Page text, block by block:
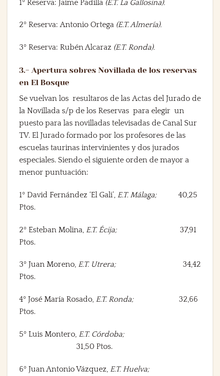
1º Reserva: Jaime Padilla (E.T. La Gallosina).
2º Reserva:Antonio Ortega (E.T. Almería).
3º Reserva: Rubén Alcaraz (E.T. Ronda).
3.- Apertura sobres Novillada de los reservas
en El Bosque
Se vuelvan los resultaros de lasActas del Jurado de
la Novillada s/p de los Reservas para elegir un
puesto para las novilladas televisadas de Canal Sur
TV. El Jurado formado por los profesores de las
escuelas taurinas intervinientes y dos jurados
especiales. Siendo el siguiente orden de mayor a
menor puntuación:
1º David Fernández ‘El Gali’, E.T. Málaga;
40,25
Ptos.
2º Esteban Molina E.T. Écija;
37,91
Ptos.
3º Juan Moreno, E.T. Utrera;
34,42
Ptos.
4º José María Rosado, E.T. Ronda;
32,66
Ptos.
5º Luis Montero, E.T. Córdoba;
31,50 Ptos.
6º Juan Antonio Vázquez, E.T. Huelva;